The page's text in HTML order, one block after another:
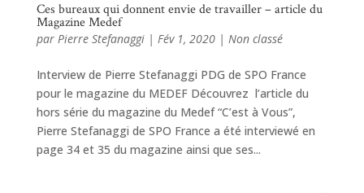
Ces bureaux qui donnent envie de travailler – article du
Magazine Medef
par Pierre Stefanaggi| Fév 1, 2020| Non classé
Interview de Pierre Stefanaggi PDG de SPO France
pour le magazine du MEDEF Découvrez l’article du
hors série du magazine du Medef “C’est à Vous”,
Pierre Stefanaggi de SPO France a été interviewé en
page 34 et 35 du magazine ainsi que ses...